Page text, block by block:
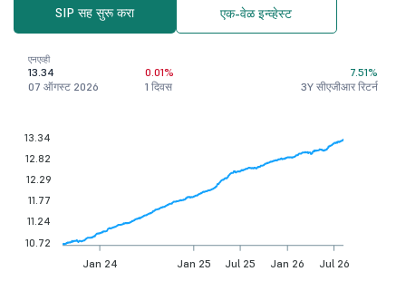
SIP सह सुरू करा एक-वेळ इन्व्हेस्ट
एनएव्ही
13.34
07 ऑगस्ट 2026
0.01%
1 दिवस
7.51%
3Y सीएजीआर रिटर्न
Jan 24 Jan 25 Jul 25 Jan 26 Jul 26
13.34
12.82
12.29
11.77
11.24
10.72